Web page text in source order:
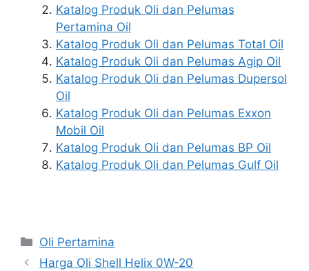
Katalog Produk Oli dan Pelumas
Pertamina Oil
Katalog Produk Oli dan Pelumas Total Oil
Katalog Produk Oli dan Pelumas Agip Oil
Katalog Produk Oli dan Pelumas Dupersol
Oil
Katalog Produk Oli dan Pelumas Exxon
Mobil Oil
Katalog Produk Oli dan Pelumas BP Oil
Katalog Produk Oli dan Pelumas Gulf Oil
Oli Pertamina
Harga Oli Shell Helix 0W-20